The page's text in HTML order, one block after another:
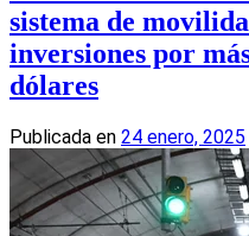
sistema de
inversiones por
dólares
Publicada en 24 enero, 2025